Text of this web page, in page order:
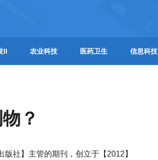
II 农业科技 医药卫生 信息科技
？
社】主管的期刊，创立于【2012】